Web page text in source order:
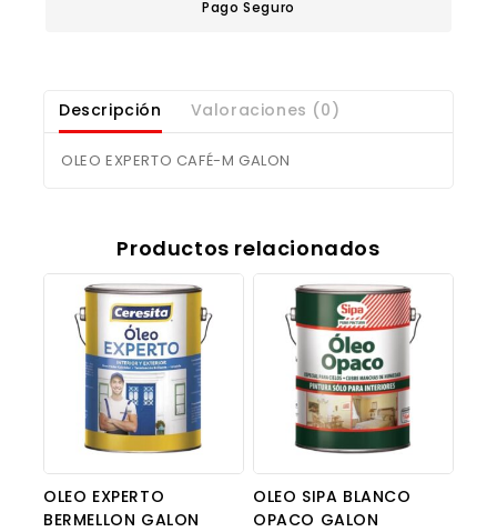
Pago Seguro
Descripción Valoraciones (0)
OLEO EXPERTO CAFÉ-M GALON
Productos relacionados
OLEO EXPERTO
BERMELLON GALON
OLEO SIPA BLANCO
OPACO GALON